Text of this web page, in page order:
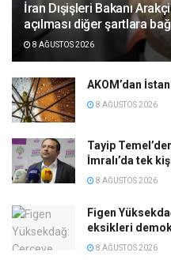
İran Dışişleri Bakanı
açılması diğer şartlara
8 AĞUSTOS 2026
AKOM’dan
8 AĞUSTOS 2026
Tayip
İmralı’da tek
8 AĞUSTOS 2026
Figen
eksikleri
8 AĞUSTOS 2026